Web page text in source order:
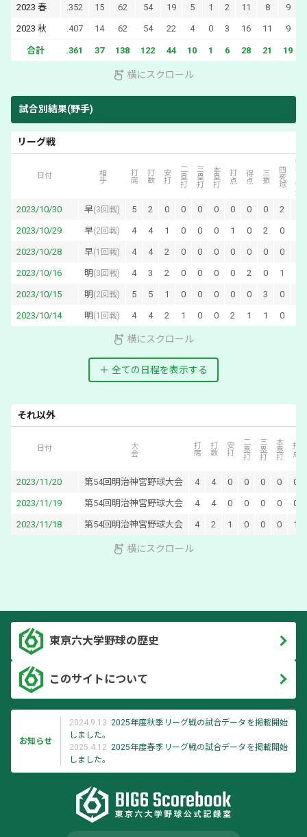
2023 春 .352 15 62 54 19 5 1 2 11 8 9
2023 秋 .407 14 62 54 22 4 0 3 16 11 9
合計 .361 37 138 122 44 10 1 6 28 21 19
横にスクロール
試合別結果(野手)
リーグ戦
日付 相手 打席 打数 安打 二塁打 三塁打 本塁打 打点 得点 三振 四死球 犠打・犠飛
2023/10/30 早(3回戦) 5 2 0 0 0 0 0 0 0 2
2023/10/29 早(2回戦) 4 4 1 0 0 0 1 0 2 0
2023/10/28 早(1回戦) 4 4 2 0 0 0 0 0 0 0
2023/10/16 明 (3回戦) 4 3 2 0 0 0 0 2 0 1
2023/10/15 明 (2回戦) 5 5 1 0 0 0 0 0 3 0
2023/10/14 明 (1回戦) 4 4 2 1 0 0 2 1 1 0
横にスクロール
全ての日程を表示する
それ以外
日付 大会 打席 打数 安打 二塁打 三塁打 本塁打 打点
2023/11/20 第54回明治神宮野球大会 4 4 0 0 0 0 0
2023/11/19 第54回明治神宮野球大会 4 4 0 0 0 0 0
2023/11/18 第54回明治神宮野球大会 4 2 1 0 0 0 1
横にスクロール
東京六大学野球の歴史
このサイトについて
お知らせ
2024.9.13 2025年度秋季リーグ戦の試合データを掲載開始
しました。
2025.4.12 2025年度春季リーグ戦の試合データを掲載開始
しました。